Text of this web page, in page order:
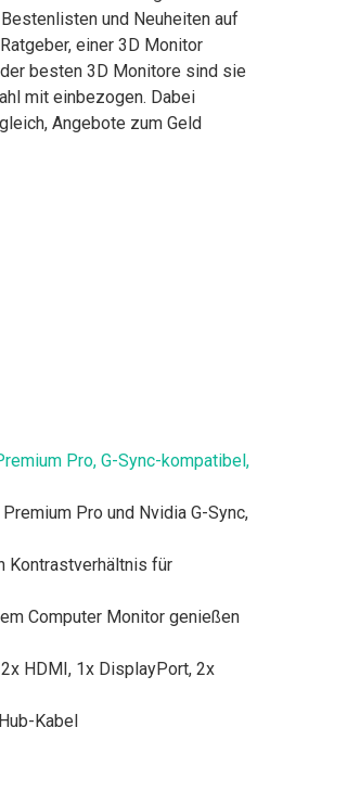
und Neuheiten auf
einer 3D Monitor
besten 3D Monitore sind sie
mit einbezogen. Dabei
Angebote zum Geld
Pro, G-Sync-kompatibel,
Pro und Nvidia G-Sync,
Kontrastverhältnis für
Computer Monitor genießen
HDMI, 1x DisplayPort, 2x
Kabel